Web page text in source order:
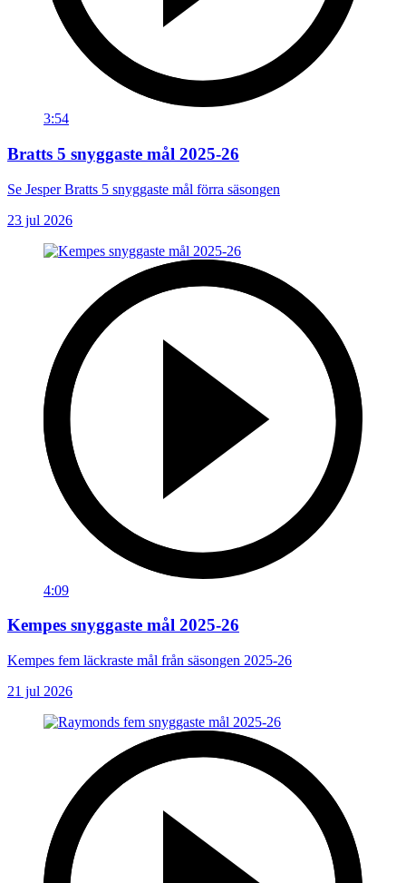
3:54
Bratts 5 snyggaste mål 2025-26
Se Jesper Bratts 5 snyggaste mål förra säsongen
23 jul 2026
4:09
Kempes snyggaste mål 2025-26
Kempes fem läckraste mål från säsongen 2025-26
21 jul 2026